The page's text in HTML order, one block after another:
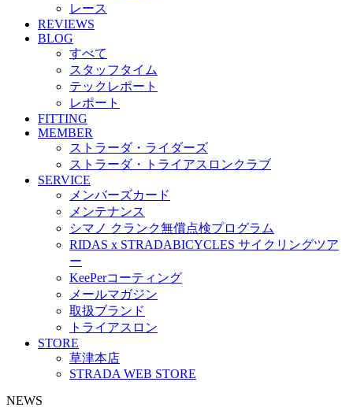
レース
REVIEWS
BLOG
すべて
スタッフタイム
テックレポート
レポート
FITTING
MEMBER
ストラーダ・ライダーズ
ストラーダ・トライアスロンクラブ
SERVICE
メンバーズカード
メンテナンス
シマノ クランク無償点検プログラム
RIDAS x STRADABICYCLES サイクリングツア
ー
KeePerコーティング
メールマガジン
取扱ブランド
トライアスロン
STORE
草津本店
STRADA WEB STORE
NEWS